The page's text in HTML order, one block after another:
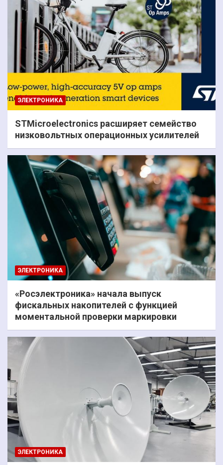
ЭЛЕКТРОНИКА
STMicroelectronics расширяет семейство
низковольтных операционных усилителей
ЭЛЕКТРОНИКА
«Росэлектроника» начала выпуск
фискальных накопителей с функцией
моментальной проверки маркировки
ЭЛЕКТРОНИКА